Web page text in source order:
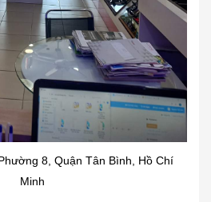
8, Quận Tân Bình, Hồ Chí
Minh